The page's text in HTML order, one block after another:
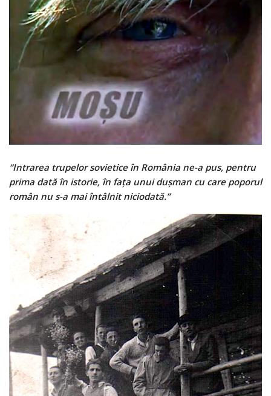
“Intrarea trupelor sovietice în România ne-a pus, pentru
prima dată în istorie, în faţa unui duşman cu care poporul
român nu s-a mai întâlnit niciodată.”